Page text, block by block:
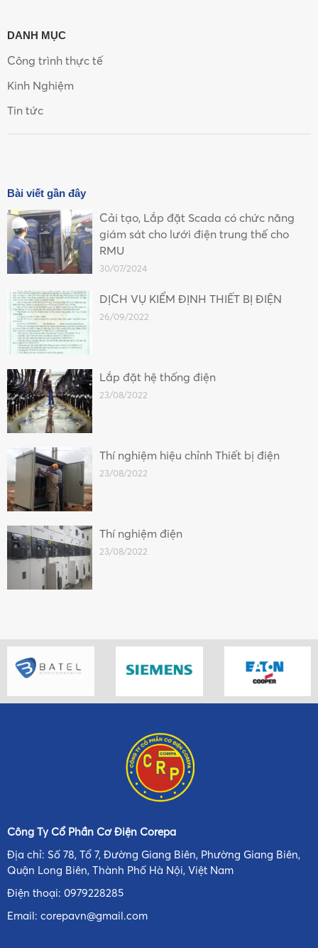
DANH MỤC
Công trình thực tế
Kinh Nghiệm
Tin tức
Bài viết gần đây
Cải tạo, Lắp đặt Scada có chức năng
giám sát cho lưới điện trung thế cho
RMU
30/07/2024
DỊCH VỤ KIỂM ĐỊNH THIẾT BỊ ĐIỆN
26/09/2022
Lắp đặt hệ thống điện
23/08/2022
Thí nghiệm hiệu chỉnh Thiết bị điện
23/08/2022
Thí nghiệm điện
23/08/2022
Công Ty Cổ Phần Cơ Điện Corepa
Địa chỉ: Số 78, Tổ 7, Đường Giang Biên, Phường Giang Biên,
Quận Long Biên, Thành Phố Hà Nội, Việt Nam
Điện thoại: 0979228285
Email: corepavn@gmail.com